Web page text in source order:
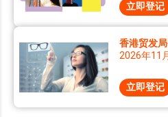
立即登记
香港贸发
2026年11
立即登记